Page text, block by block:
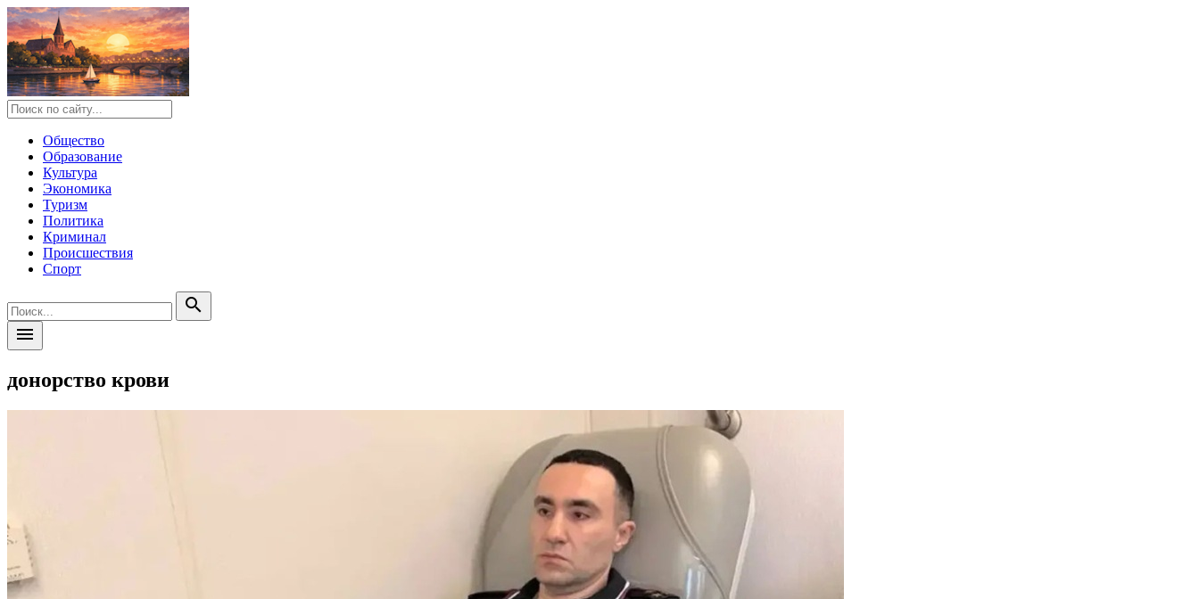
Общество
Образование
Культура
Экономика
Туризм
Политика
Криминал
Происшествия
Спорт
search
menu
донорство крови